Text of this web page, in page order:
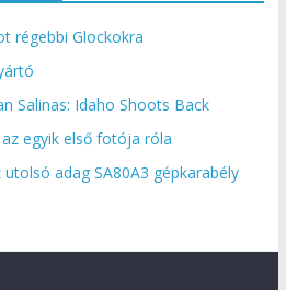
régebbi Glockokra
Salinas: Idaho Shoots Back
egyik első fotója róla
adag SA80A3 gépkarabély